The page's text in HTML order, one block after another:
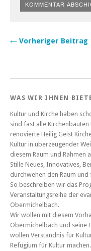
← Vorheriger Beitrag
WAS WIR IHNEN
Kultur und Kirche haben
sind fast alle
renovierte Heilig Geist
Kultur in überzeugender
diesem Raum und Rahmen
Stille Neues, Innovatives,
durchwehen den Raum
So beschreiben wir das
Veranstaltungsreihe der
Obermichelbach.
Wir wollen mit diesem
Obermichelbach und seine
wollen Verständnis für
Refugium für Kultur machen.